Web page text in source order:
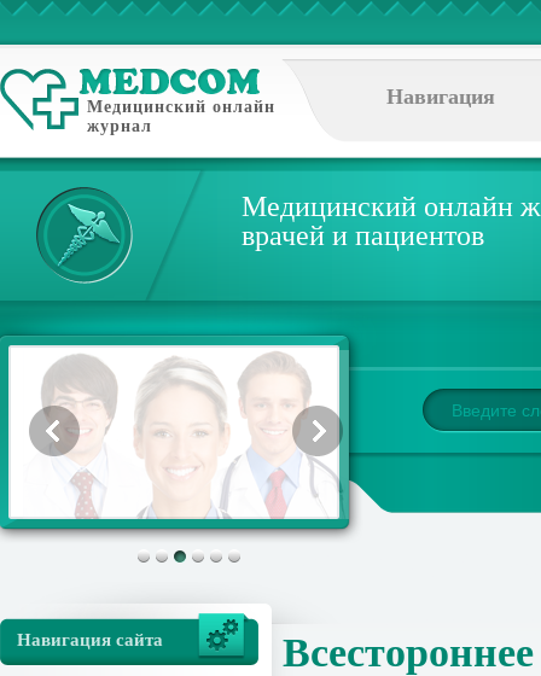
Медицинский онлайн
журнал
Навигация
Медицинский онлайн
врачей и пациентов
Навигация сайта